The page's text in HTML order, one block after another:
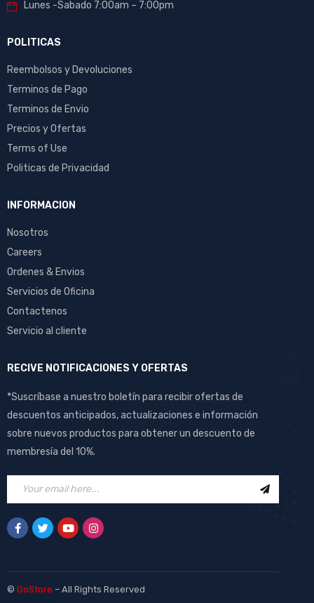
Lunes -Sabado 7:00am – 7:00pm
POLITICAS
Reembolsos y Devoluciones
Terminos de Pago
Terminos de Envio
Precios y Ofertas
Terms of Use
Politicas de Privacidad
INFORMACION
Nosotros
Careers
Ordenes & Envios
Servicios de Oficina
Contactenos
Servicio al cliente
RECIVE NOTIFICACIONES Y OFERTAS
*Suscríbase a nuestro boletín para recibir ofertas de
descuentos anticipados, actualizaciones e información
sobre nuevos productos para obtener un descuento de
membresía del 10%.
© GoStore – All Rights Reserved